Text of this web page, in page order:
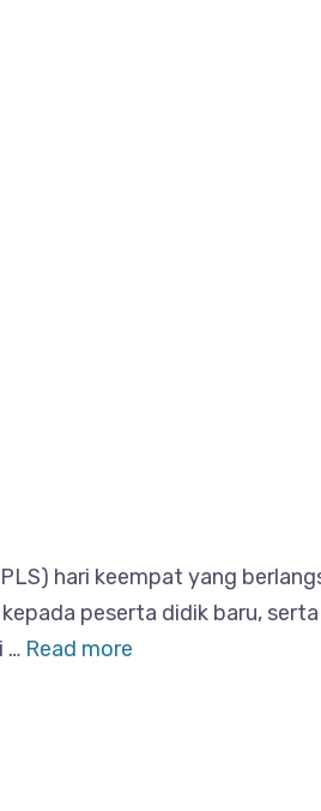
hari keempat yang
peserta didik baru,
… Read more